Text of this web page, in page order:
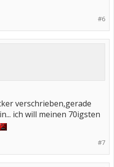
#6
verschrieben,gerade
ich will meinen 70igsten
#7